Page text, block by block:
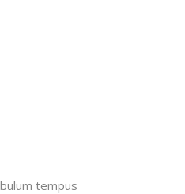
tempus